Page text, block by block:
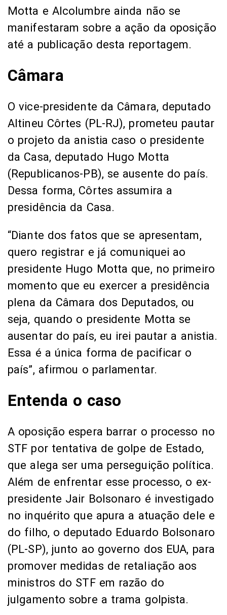
Motta e Alcolumbre ainda não se
manifestaram sobre a ação da oposição
até a publicação desta reportagem.
Câmara
O vice-presidente da Câmara, deputado
Altineu Côrtes (PL-RJ), prometeu pautar
o projeto da anistia caso o presidente
da Casa, deputado Hugo Motta
(Republicanos-PB), se ausente do país.
Dessa forma, Côrtes assumira a
presidência da Casa.
“Diante dos fatos que se apresentam,
quero registrar e já comuniquei ao
presidente Hugo Motta que, no primeiro
momento que eu exercer a presidência
plena da Câmara dos Deputados, ou
seja, quando o presidente Motta se
ausentar do país, eu irei pautar a anistia.
Essa é a única forma de pacificar o
país”, afirmou o parlamentar.
Entenda o caso
A oposição espera barrar o processo no
STF por tentativa de golpe de Estado,
que alega ser uma perseguição política.
Além de enfrentar esse processo, o ex-
presidente Jair Bolsonaro é investigado
no inquérito que apura a atuação dele e
do filho, o deputado Eduardo Bolsonaro
(PL-SP), junto ao governo dos EUA, para
promover medidas de retaliação aos
ministros do STF em razão do
julgamento sobre a trama golpista.